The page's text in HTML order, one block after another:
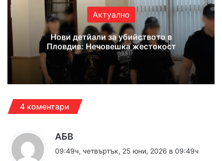
Актуално
Нови детйали за убийството в
Пловдив: Нечовешка жестокост
4 коментари
АБВ
а
09:49ч, четвъртък, 25 юни, 2026 в 09:49ч